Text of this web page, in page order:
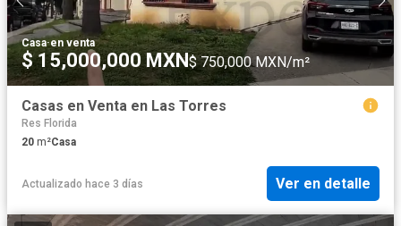
Casa·en venta
$ 15,000,000 MXN$ 750,000 MXN/m²
Casas en Venta en Las Torres
Res Florida
20 m²Casa
Actualizado hace 3 días Ver en detalle